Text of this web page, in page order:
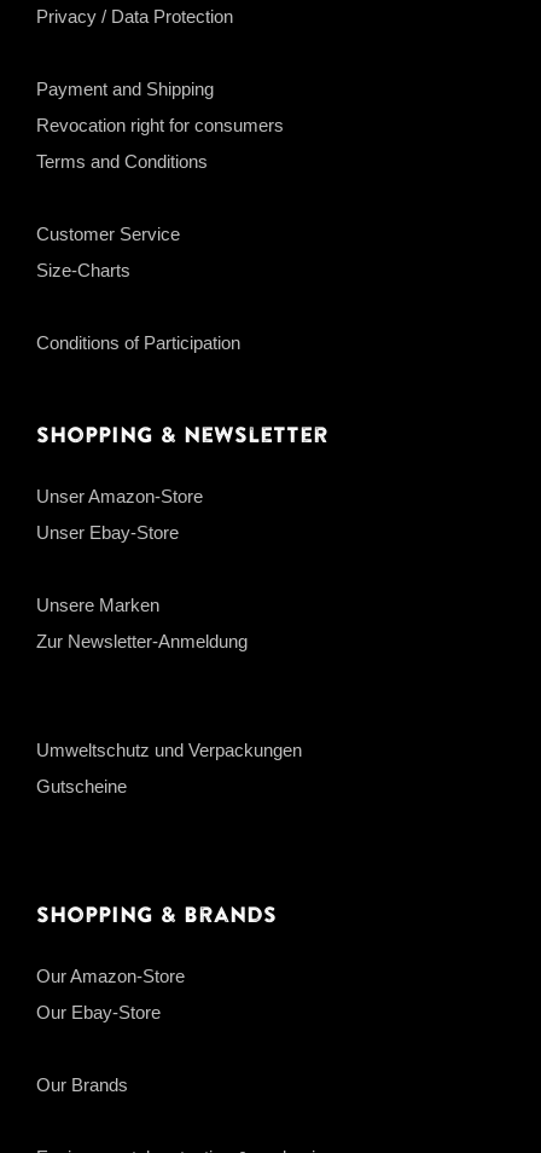
Privacy / Data Protection
Payment and Shipping
Revocation right for consumers
Terms and Conditions
Customer Service
Size-Charts
Conditions of Participation
Shopping & Newsletter
Unser Amazon-Store
Unser Ebay-Store
Unsere Marken
Zur Newsletter-Anmeldung
Umweltschutz und Verpackungen
Gutscheine
Shopping & Brands
Our Amazon-Store
Our Ebay-Store
Our Brands